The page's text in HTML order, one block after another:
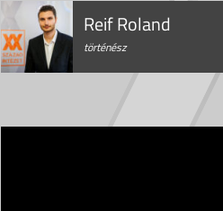
Reif Roland
történész